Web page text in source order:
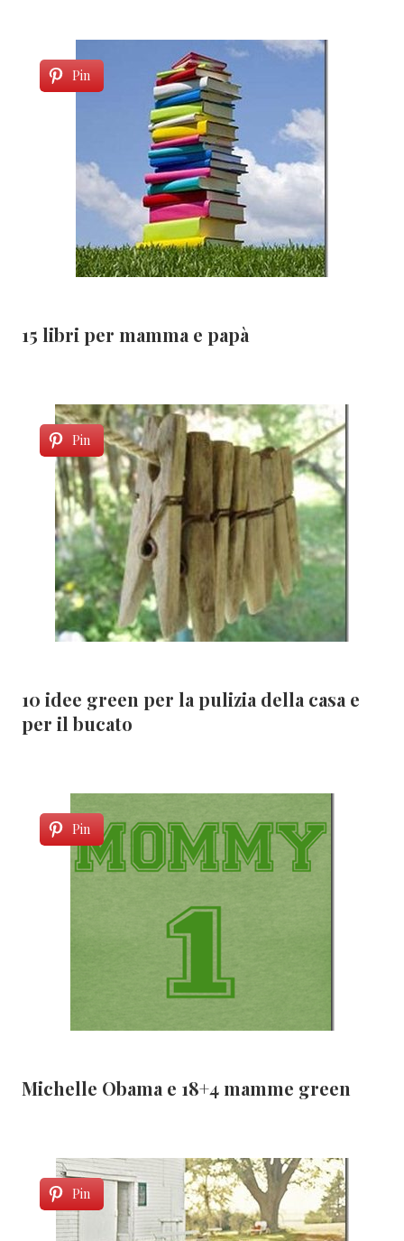
Pin
15 libri per mamma e papà
Pin
10 idee green per la pulizia della casa e
per il bucato
Pin
Michelle Obama e 18+4 mamme green
Pin